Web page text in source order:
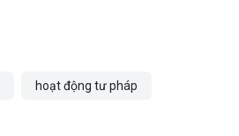
hoạt động tư pháp